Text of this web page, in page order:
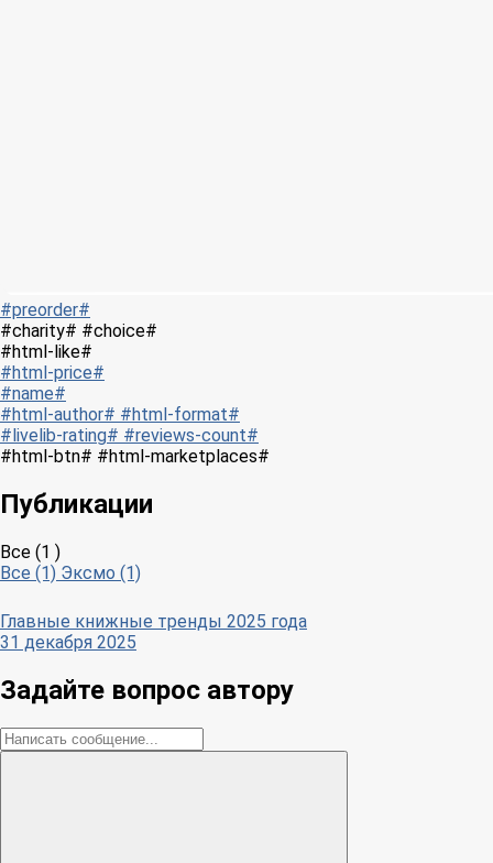
#preorder#
#charity# #choice#
#html-like#
#html-price#
#name#
#html-author# #html-format#
#livelib-rating# #reviews-count#
#html-btn# #html-marketplaces#
Публикации
Все (1 )
Все (1) Эксмо (1)
Главные книжные тренды 2025 года
31 декабря 2025
Задайте вопрос автору